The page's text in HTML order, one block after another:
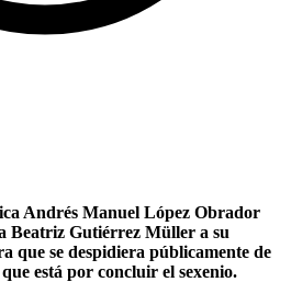
Andrés Manuel López Obrador
Beatriz Gutiérrez Müller a su
que se despidiera públicamente de
está por concluir el sexenio.